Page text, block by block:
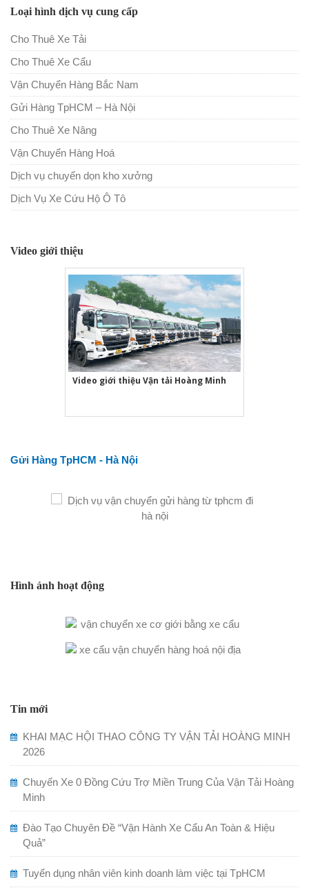
Loại hình dịch vụ cung cấp
Cho Thuê Xe Tải
Cho Thuê Xe Cẩu
Vận Chuyển Hàng Bắc Nam
Gửi Hàng TpHCM – Hà Nội
Cho Thuê Xe Nâng
Vận Chuyển Hàng Hoá
Dịch vụ chuyển dọn kho xưởng
Dịch Vụ Xe Cứu Hộ Ô Tô
Video giới thiệu
Video giới thiệu Vận tải Hoàng Minh
Gửi Hàng TpHCM - Hà Nội
Hình ảnh hoạt động
Tin mới
KHAI MẠC HỘI THAO CÔNG TY VẬN TẢI HOÀNG MINH
2026
Chuyến Xe 0 Đồng Cứu Trợ Miền Trung Của Vận Tải Hoàng
Minh
Đào Tạo Chuyên Đề “Vận Hành Xe Cẩu An Toàn & Hiệu
Quả”
Tuyển dụng nhân viên kinh doanh làm việc tại TpHCM